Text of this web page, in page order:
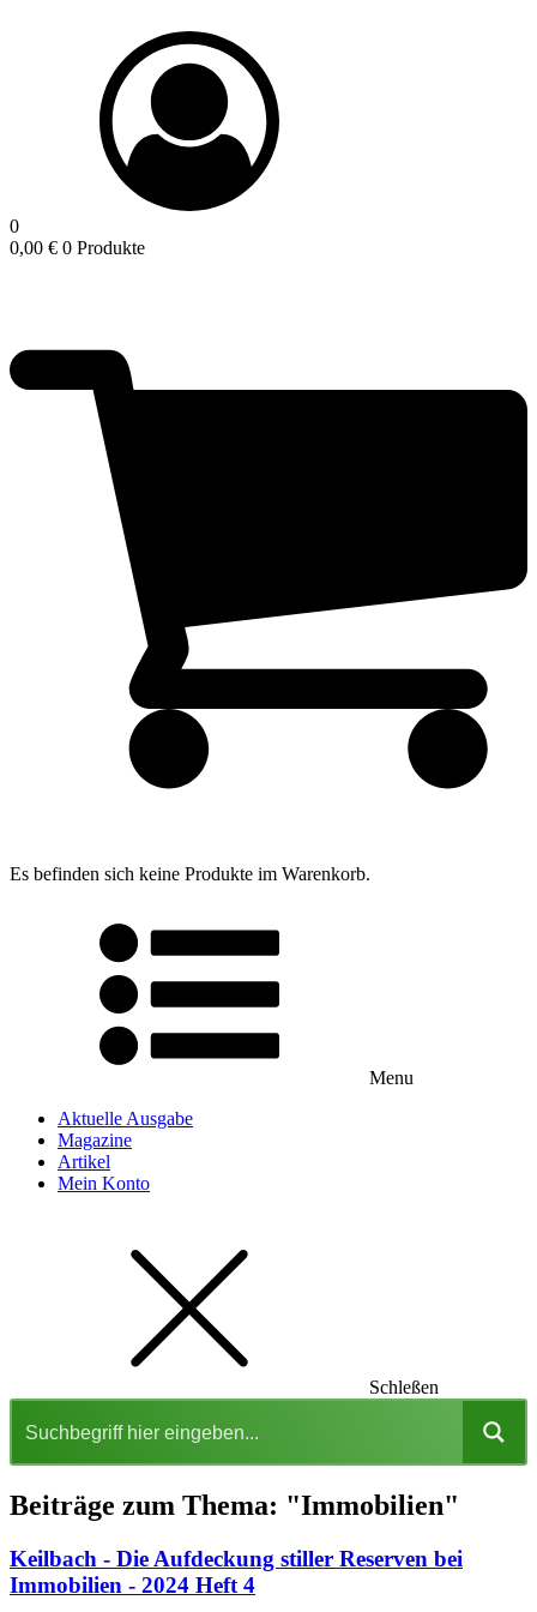
0
0,00 € 0 Produkte
Es befinden sich keine Produkte im Warenkorb.
Menu
Aktuelle Ausgabe
Magazine
Artikel
Mein Konto
Schleßen
Beiträge zum Thema: "Immobilien"
Keilbach - Die Aufdeckung stiller Reserven bei
Immobilien - 2024 Heft 4